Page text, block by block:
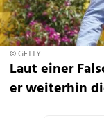
© GETTY
Laut einer
er weiterhin